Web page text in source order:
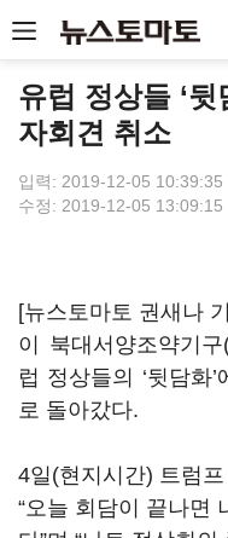
유럽 정상들 ‘
자회견 취소
입력: 2019-12-05 10:39:35
수정: 2019-12-05 13:09:15
[뉴스토마토 권새나
이 북대서양조약기
럽 정상들의 ‘뒷담화
로 돌아갔다.
4일(현지시간) 트럼
“오늘 회담이 끝나면